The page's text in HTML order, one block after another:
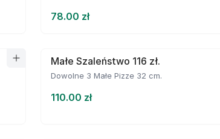
78.00 zł
Małe Szaleństwo 116 zł.
Dowolne 3 Małe Pizze 32 cm.
110.00 zł